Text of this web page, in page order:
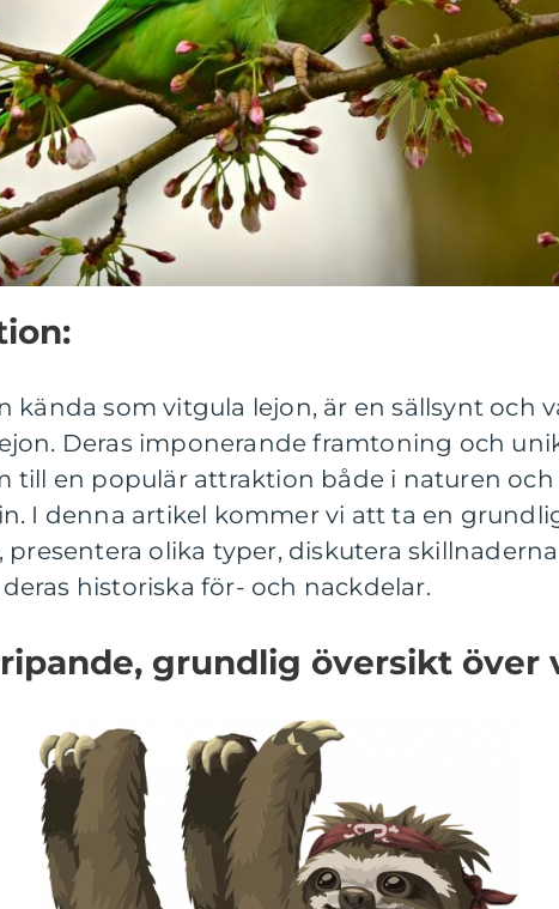
kända som vitgula lejon, är en sällsynt och
Deras imponerande framtoning och
till en populär attraktion både i naturen
I denna artikel kommer vi att ta en
presentera olika typer, diskutera
historiska för- och nackdelar.
grundlig översikt över